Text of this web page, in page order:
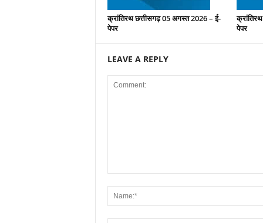
क्रांतिरथ छत्तीसगढ़ 05 अगस्त 2026 – ई-
पेपर
पेपर
LEAVE A REPLY